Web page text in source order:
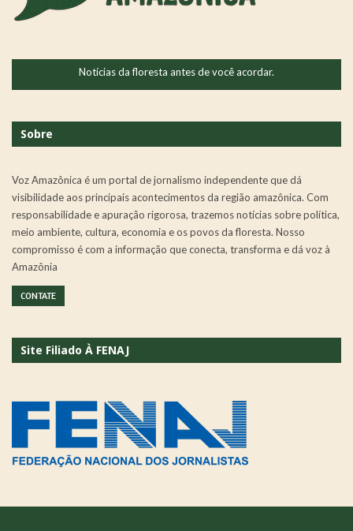
Notícias da floresta antes de você acordar.
Sobre
Voz Amazônica é um portal de jornalismo independente que dá
visibilidade aos principais acontecimentos da região amazônica. Com
responsabilidade e apuração rigorosa, trazemos notícias sobre política,
meio ambiente, cultura, economia e os povos da floresta. Nosso
compromisso é com a informação que conecta, transforma e dá voz à
Amazônia
CONTATE
Site Filiado À FENAJ